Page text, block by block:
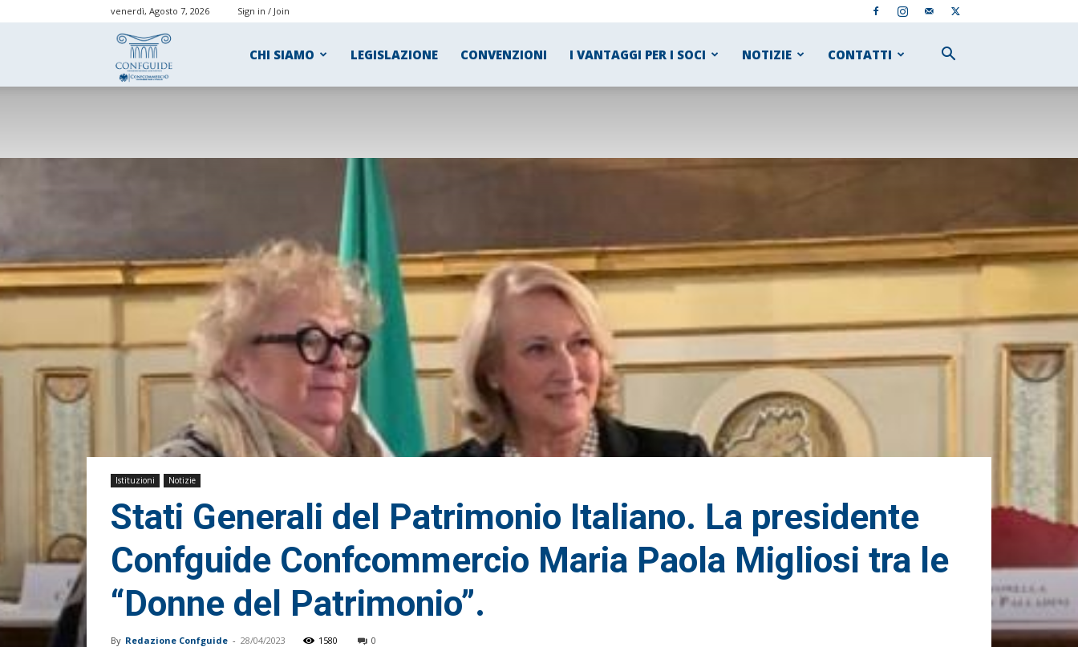
venerdì, Agosto 7, 2026 Sign in / Join
CHI SIAMO LEGISLAZIONE CONVENZIONI I VANTAGGI PER I SOCI NOTIZIE CONTATTI
Istituzioni Notizie
Stati Generali del Patrimonio Italiano. La presidente
Confguide Confcommercio Maria Paola Migliosi tra le
“Donne del Patrimonio”.
By Redazione Confguide - 28/04/2023 1580 0